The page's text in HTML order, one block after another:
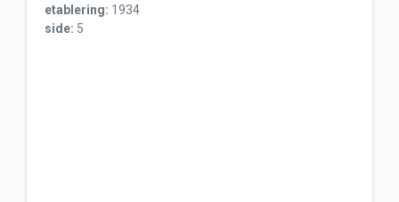
etablering: 1934
side: 5